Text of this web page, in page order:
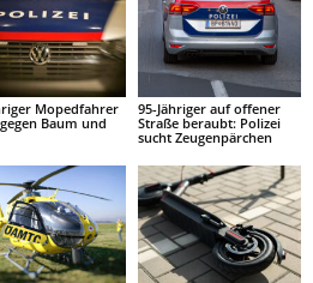
Mopedfahrer
Baum und
95-Jähriger auf offener
Straße beraubt: Polizei
sucht Zeugenpärchen